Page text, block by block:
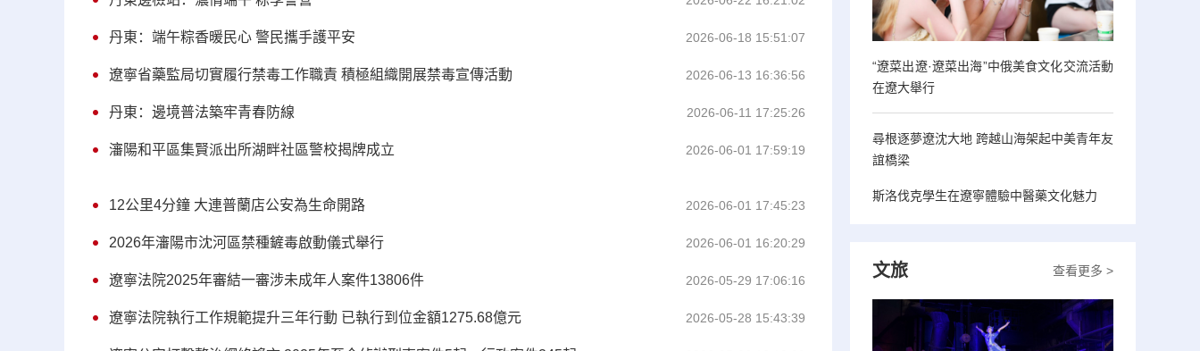
丹東：端午粽香暖民心 警民攜手護平安 2026-06-18 15:51:07
遼寧省藥監局切實履行禁毒工作職責 積極組織開展禁毒宣傳活動 2026-06-13 16:36:56
丹東：邊境普法築牢青春防線 2026-06-11 17:25:26
瀋陽和平區集賢派出所湖畔社區警校揭牌成立 2026-06-01 17:59:19
12公里4分鐘 大連普蘭店公安為生命開路 2026-06-01 17:45:23
2026年瀋陽市沈河區禁種鏟毒啟動儀式舉行 2026-06-01 16:20:29
遼寧法院2025年審結一審涉未成年人案件13806件 2026-05-29 17:06:16
遼寧法院執行工作規範提升三年行動 已執行到位金額1275.68億元 2026-05-28 15:43:39
“遼菜出遼·遼菜出海”中俄美食文化交流活動
在遼大舉行
尋根逐夢遼沈大地 跨越山海架起中美青年友
誼橋梁
斯洛伐克學生在遼寧體驗中醫藥文化魅力
查看更多 >
文旅